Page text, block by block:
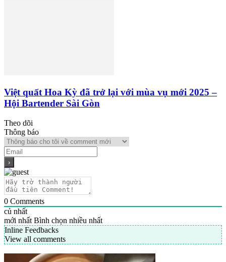
Việt quất Hoa Kỳ đã trở lại với mùa vụ mới 2025 –
Hội Bartender Sài Gòn
Theo dõi
Thông báo
0 Comments
củ nhất
mới nhất Bình chọn nhiều nhất
Inline Feedbacks
View all comments